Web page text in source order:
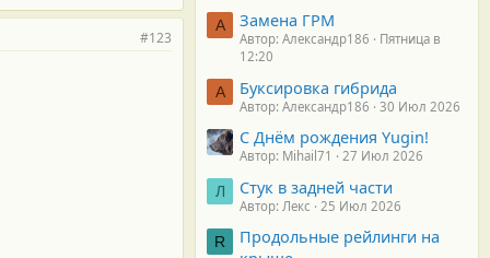
#123
А Замена ГРМ
Автор: Александр186
Пятница в
12:20
А Буксировка гибрида
Автор: Александр186 30 Июл 2026
С Днём рождения Yugin!
Автор: Mihail71 27 Июл 2026
Л Стук в задней части
Автор: Лекс 25 Июл 2026
R
Продольные рейлинги на